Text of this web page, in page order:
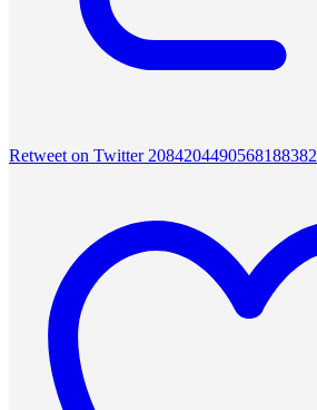
Retweet on Twitter 2084204490568188382